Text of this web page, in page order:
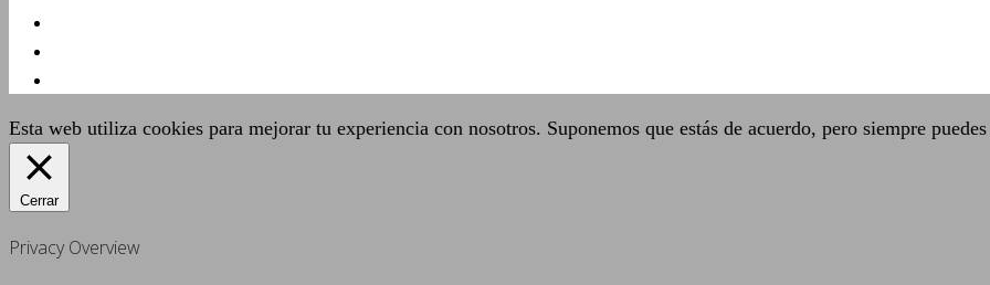
Esta web utiliza cookies para mejorar tu experiencia con nosotros. Suponemos que estás de acuerdo, pero siempre
Cerrar
Privacy Overview